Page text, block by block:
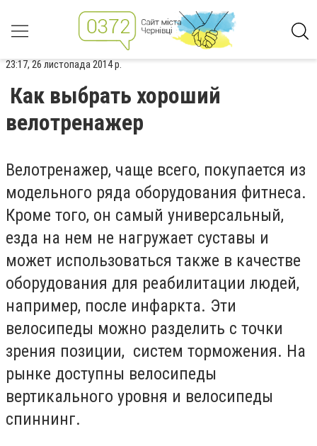
23:17, 26 листопада 2014 р.
Как выбрать хороший
велотренажер
Велотренажер, чаще всего, покупается из
модельного ряда оборудования фитнеса.
Кроме того, он самый универсальный,
езда на нем не нагружает суставы и
может использоваться также в качестве
оборудования для реабилитации людей,
например, после инфаркта. Эти
велосипеды можно разделить с точки
зрения позиции, систем торможения. На
рынке доступны велосипеды
вертикального уровня и велосипеды
спиннинг.